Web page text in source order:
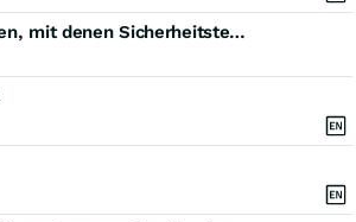
Tanium zeigt auf der Black Hat USA 2026 neue autonome Funktionen, mit denen Sicherheitsteams KI-basierten Bedrohungen zuvorkommen